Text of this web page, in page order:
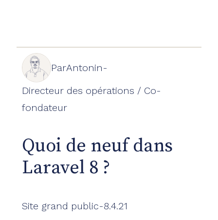
ParAntonin-
Directeur des opérations / Co-
fondateur
Quoi de neuf dans
Laravel 8 ?
Site grand public-8.4.21